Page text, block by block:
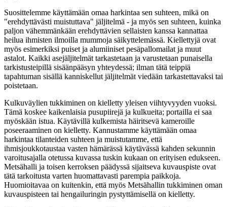
Suosittelemme käyttämään omaa harkintaa sen suhteen, mikä on
"erehdyttävästi muistuttava" jäljitelmä - ja myös sen suhteen, kuinka
paljon vähemmänkään erehdyttävien sellaisten kanssa kannattaa
heilua ihmisten ilmoilla mummoja säikyttelemässä. Kiellettyjä ovat
myös esimerkiksi puiset ja alumiiniset pesäpallomailat ja muut
astalot. Kaikki asejäljitelmät tarkastetaan ja varustetaan punaisella
tarkistusteipillä sisäänpääsyn yhteydessä; ilman tätä teippiä
tapahtuman sisällä kanniskellut jäljitelmät viedään tarkastettavaksi tai
poistetaan.
Kulkuväylien tukkiminen on kielletty yleisen viihtyvyyden vuoksi.
Tämä koskee kaikenlaisia pusupiirejä ja kulkueita; portailla ei saa
myöskään istua. Käytävillä kulkemista häiritsevä kameroille
poseeraaminen on kielletty. Kannustamme käyttämään omaa
harkintaa tilanteiden suhteen ja muistutamme, että
ihmisjoukkotaustaa vasten hämärässä käytävässä kahden sekunnin
varoitusajalla otetussa kuvassa tuskin kukaan on erityisen edukseen.
Metsähalli ja toisen kerroksen päädyssä sijaitseva kuvauspiste ovat
tätä tarkoitusta varten huomattavasti parempia paikkoja.
Huomioitavaa on kuitenkin, että myös Metsähallin tukkiminen oman
kuvauspisteen tai hengailuringin pystyttämisellä on kielletty.